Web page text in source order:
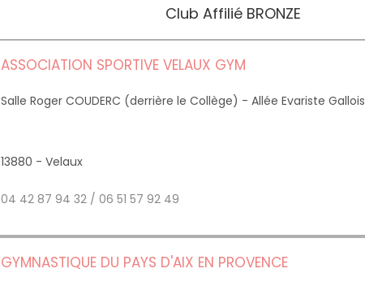
Club Affilié BRONZE
ASSOCIATION SPORTIVE VELAUX GYM
Salle Roger COUDERC (derrière le Collège) - Allée Evariste Gallois
13880 - Velaux
04 42 87 94 32 / 06 51 57 92 49
GYMNASTIQUE DU PAYS D'AIX EN PROVENCE